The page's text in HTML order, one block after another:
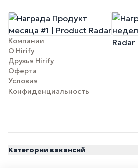
Компании
О Hirify
Друзья Hirify
Оферта
Условия
Конфиденциальность
Категории вакансий